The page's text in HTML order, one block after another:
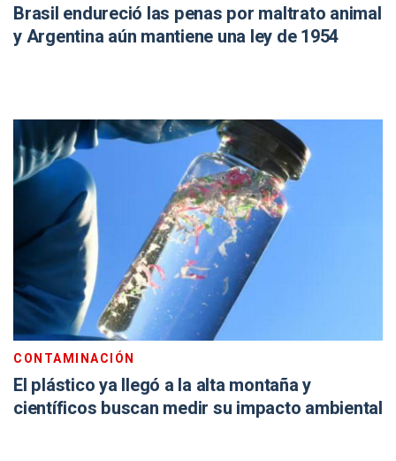
Brasil endureció las penas por maltrato animal
y Argentina aún mantiene una ley de 1954
CONTAMINACIÓN
El plástico ya llegó a la alta montaña y
científicos buscan medir su impacto ambiental